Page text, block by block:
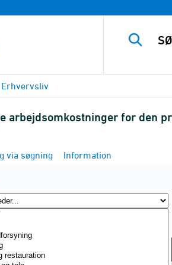
Erhvervsliv
arbejdsomkostninger for den
via søgning Information